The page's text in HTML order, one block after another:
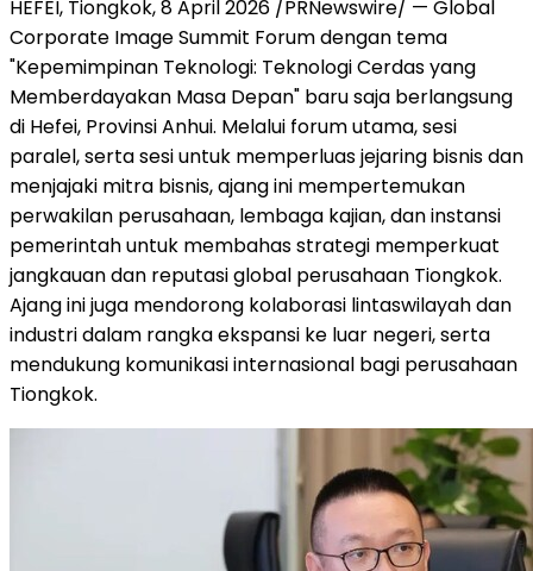
HEFEI, Tiongkok, 8 April 2026 /PRNewswire/ — Global
Corporate Image Summit Forum dengan tema
"Kepemimpinan Teknologi: Teknologi Cerdas yang
Memberdayakan Masa Depan" baru saja berlangsung
di Hefei, Provinsi Anhui. Melalui forum utama, sesi
paralel, serta sesi untuk memperluas jejaring bisnis dan
menjajaki mitra bisnis, ajang ini mempertemukan
perwakilan perusahaan, lembaga kajian, dan instansi
pemerintah untuk membahas strategi memperkuat
jangkauan dan reputasi global perusahaan Tiongkok.
Ajang ini juga mendorong kolaborasi lintaswilayah dan
industri dalam rangka ekspansi ke luar negeri, serta
mendukung komunikasi internasional bagi perusahaan
Tiongkok.